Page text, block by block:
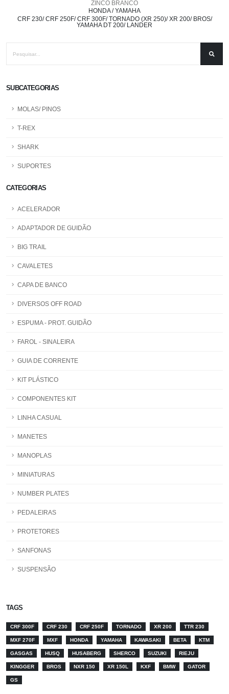
SUBCATEGORIAS
MOLAS/ PINOS
T-REX
SHARK
SUPORTES
CATEGORIAS
ACELERADOR
ADAPTADOR DE GUIDÃO
BIG TRAIL
CAVALETES
CAPA DE BANCO
DIVERSOS OFF ROAD
ESPUMA - PROT. GUIDÃO
FAROL - SINALEIRA
GUIA DE CORRENTE
KIT PLÁSTICO
COMPONENTES KIT
LINHA CASUAL
MANETES
MANOPLAS
MINIATURAS
NUMBER PLATES
PEDALEIRAS
PROTETORES
SANFONAS
SUSPENSÃO
TAGS
CRF 300F CRF 230 CRF 250F TORNADO XR 200 TTR 230
MXF 270F MXF HONDA YAMAHA KAWASAKI BETA KTM
GASGAS HUSQ HUSABERG SHERCO SUZUKI RIEJU
KINGGER BROS NXR 150 XR 150L KXF BMW GATOR
GS
ZINCO BRANCO
HONDA / YAMAHA
CRF 230/ CRF 250F/ CRF 300F/ TORNADO (XR 250)/ XR 200/ BROS/
YAMAHA DT 200/ LANDER